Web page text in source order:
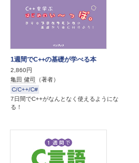
1週間でC++の基礎が学べる本
2,860円
亀田 健司
（著者）
C/C++/C#
7日間でC++がなんとなく使えるようにな
る！